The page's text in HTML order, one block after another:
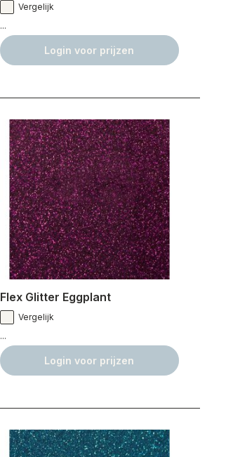
Vergelijk
...
Login voor prijzen
Flex Glitter Eggplant
Vergelijk
...
Login voor prijzen